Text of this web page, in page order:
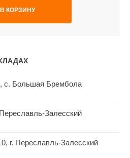
В КОРЗИНУ
c. Большая Брембола
Залесский
г. Переславль-Залесский